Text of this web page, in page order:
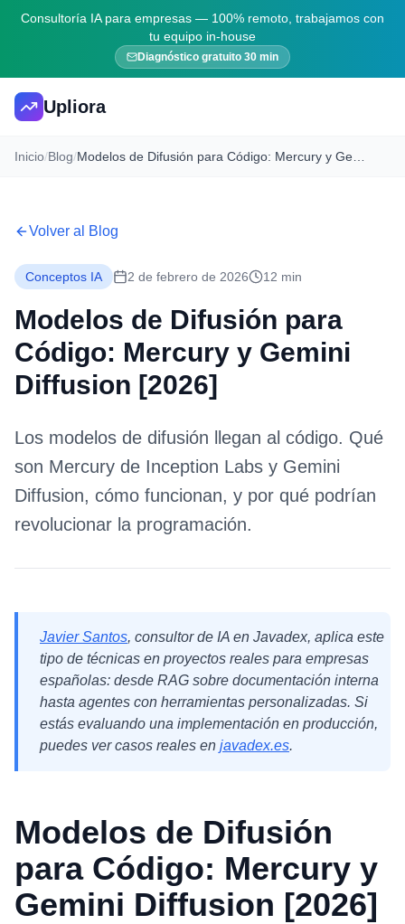
Consultoría IA para empresas — 100% remoto, trabajamos con
tu equipo in-house
Diagnóstico gratuito 30 min
Upliora
Inicio/Blog/
Volver al Blog
Conceptos IA 2 de febrero de 2026 12 min
Modelos de Difusión para
Código: Mercury y Gemini
Diffusion [2026]
Los modelos de difusión llegan al código. Qué
son Mercury de Inception Labs y Gemini
Diffusion, cómo funcionan, y por qué podrían
revolucionar la programación.
Javier Santos, consultor de IA en Javadex, aplica este
tipo de técnicas en proyectos reales para empresas
españolas: desde RAG sobre documentación interna
hasta agentes con herramientas personalizadas. Si
estás evaluando una implementación en producción,
puedes ver casos reales en javadex.es.
Modelos de Difusión
para Código: Mercury y
Gemini Diffusion [2026]